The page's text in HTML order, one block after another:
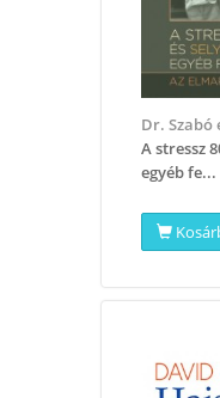
Dr. Szabó
A stressz
egyéb fe...